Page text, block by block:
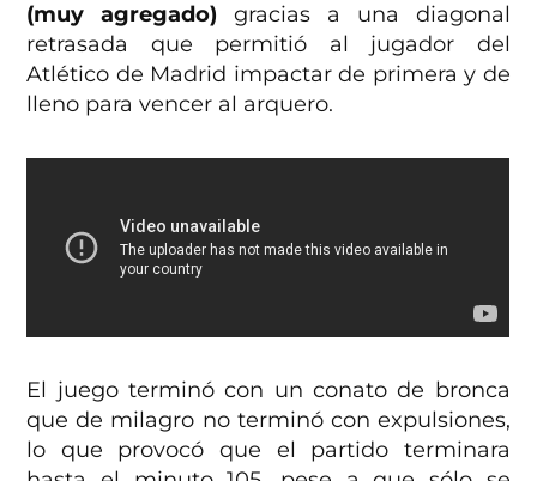
(muy agregado) gracias a una diagonal
retrasada que permitió al jugador del
Atlético de Madrid impactar de primera y de
lleno para vencer al arquero.
El juego terminó con un conato de bronca
que de milagro no terminó con expulsiones,
lo que provocó que el partido terminara